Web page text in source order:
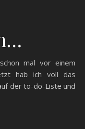
mal vor einem
hab ich voll das
der to-do-Liste und